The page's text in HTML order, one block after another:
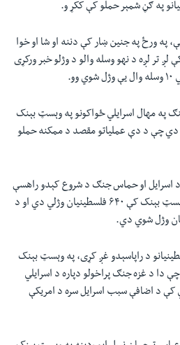
په ګڼ شمېر حملو کې ککړ و.
په ورځ په جنین ښار کې دننه او شا او خوا
تر لږه د نهو وسله والو د وژلو خبر ورکړی
په مهال اسرایلي ځواکونو په وېسټ بېنک
دي چې د دې عملیاتو مقصد د ممکنه حملو
د اسرایل او حماس جنګ د شروع کېدو راهسې
اسرایلي ځواکونو او ابادکارانو په وېسټ بېنک کې ۶۴۰ فلسطینیان وژلي دي او د
د راپاسېدو غږ کړی، په وېسټ بېنک
دا د غزه جنګ پراخولو دپاره د اسرایلي
کې د اضافې سبب اسرایل سره د امریکې